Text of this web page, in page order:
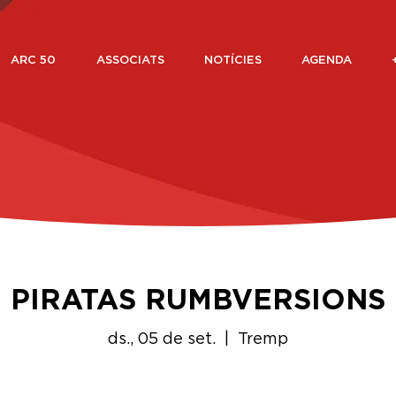
ARC 50 ASSOCIATS NOTÍCIES AGENDA
PIRATAS RUMBVERSIONS
ds., 05 de set. Tremp